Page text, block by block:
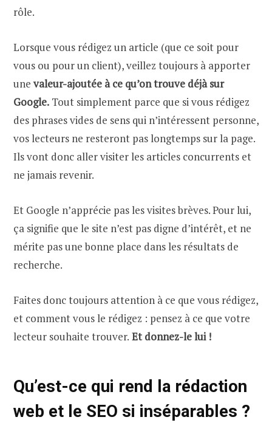
rôle.
Lorsque vous rédigez un article (que ce soit pour
vous ou pour un client), veillez toujours à apporter
une valeur-ajoutée à ce qu’on trouve déjà sur
Google. Tout simplement parce que si vous rédigez
des phrases vides de sens qui n’intéressent personne,
vos lecteurs ne resteront pas longtemps sur la page.
Ils vont donc aller visiter les articles concurrents et
ne jamais revenir.
Et Google n’apprécie pas les visites brèves. Pour lui,
ça signifie que le site n’est pas digne d’intérêt, et ne
mérite pas une bonne place dans les résultats de
recherche.
Faites donc toujours attention à ce que vous rédigez,
et comment vous le rédigez : pensez à ce que votre
lecteur souhaite trouver. Et donnez-le lui !
Qu’est-ce qui rend la rédaction
web et le SEO si inséparables ?